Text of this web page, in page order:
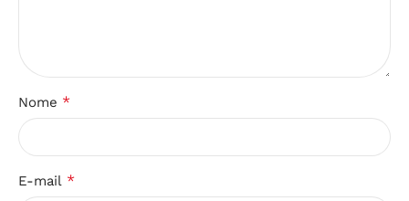
Nome *
E-mail *